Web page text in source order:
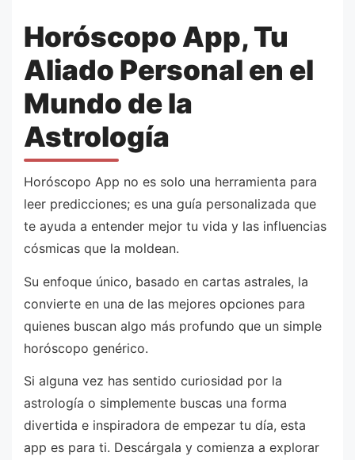
Horóscopo App, Tu
Aliado Personal en el
Mundo de la
Astrología
Horóscopo App no es solo una herramienta para
leer predicciones; es una guía personalizada que
te ayuda a entender mejor tu vida y las influencias
cósmicas que la moldean.
Su enfoque único, basado en cartas astrales, la
convierte en una de las mejores opciones para
quienes buscan algo más profundo que un simple
horóscopo genérico.
Si alguna vez has sentido curiosidad por la
astrología o simplemente buscas una forma
divertida e inspiradora de empezar tu día, esta
app es para ti. Descárgala y comienza a explorar